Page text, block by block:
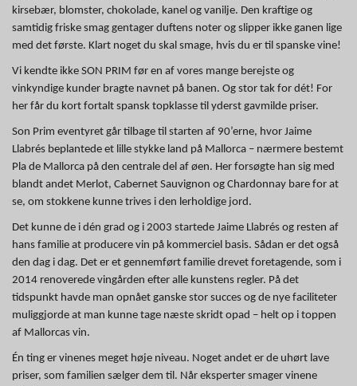
kirsebær, blomster, chokolade, kanel og vanilje. Den kraftige og
samtidig friske smag gentager duftens noter og slipper ikke ganen lige
med det første. Klart noget du skal smage, hvis du er til spanske vine!
Vi kendte ikke SON PRIM før en af vores mange berejste og
vinkyndige kunder bragte navnet på banen. Og stor tak for dét! For
her får du kort fortalt spansk topklasse til yderst gavmilde priser.
Son Prim eventyret går tilbage til starten af 90’erne, hvor Jaime
Llabrés beplantede et lille stykke land på Mallorca – nærmere bestemt
Pla de Mallorca på den centrale del af øen. Her forsøgte han sig med
blandt andet Merlot, Cabernet Sauvignon og Chardonnay bare for at
se, om stokkene kunne trives i den lerholdige jord.
Det kunne de i dén grad og i 2003 startede Jaime Llabrés og resten af
hans familie at producere vin på kommerciel basis. Sådan er det også
den dag i dag. Det er et gennemført familie drevet foretagende, som i
2014 renoverede vingården efter alle kunstens regler. På det
tidspunkt havde man opnået ganske stor succes og de nye faciliteter
muliggjorde at man kunne tage næste skridt opad – helt op i toppen
af Mallorcas vin.
Én ting er vinenes meget høje niveau. Noget andet er de uhørt lave
priser, som familien sælger dem til. Når eksperter smager vinene